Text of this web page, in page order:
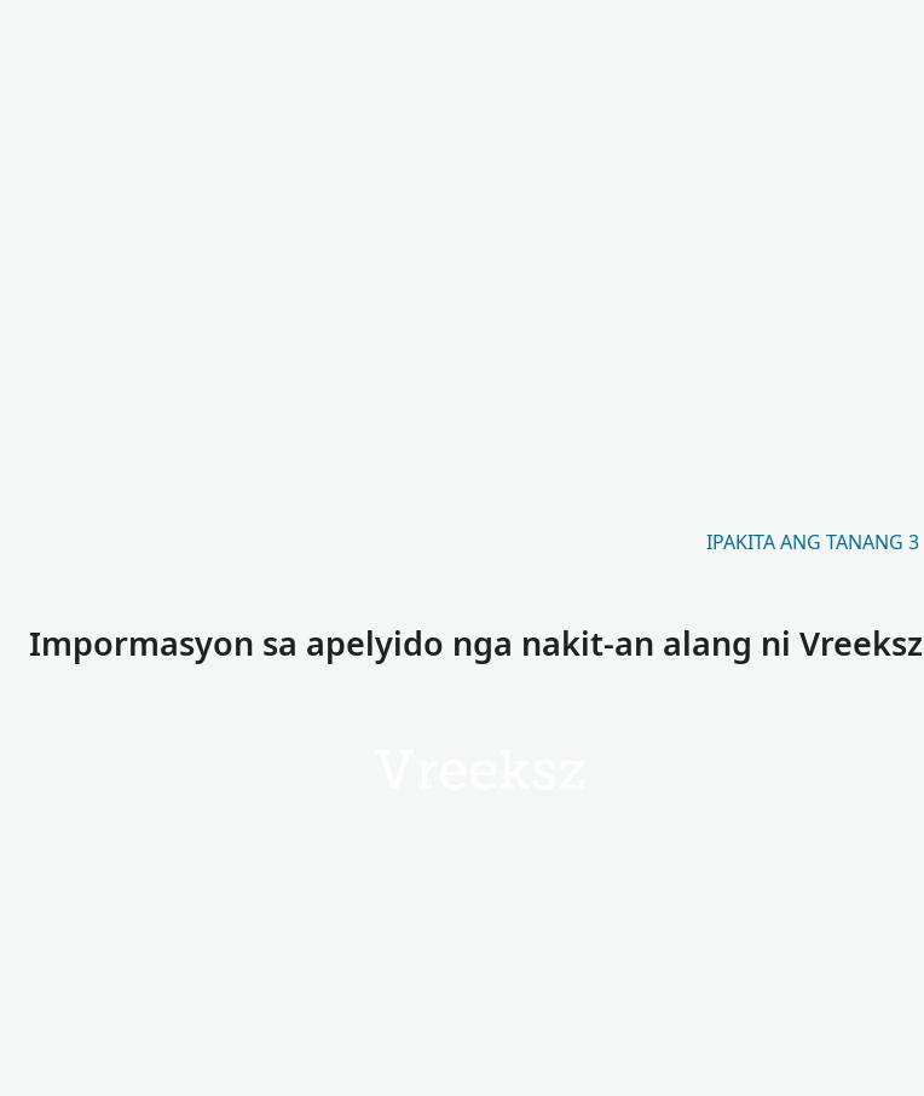
IPAKITA ANG TANANG 3
Impormasyon sa apelyido nga nakit-an alang ni Vreeksz